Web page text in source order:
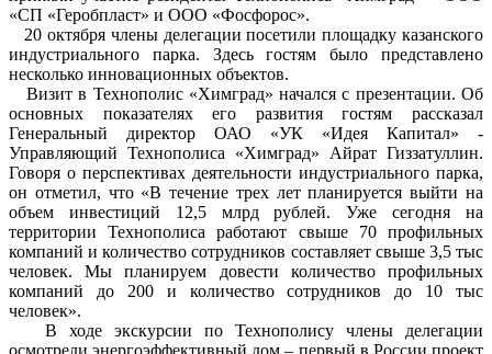
«СП «Геробпласт» и ООО «Фосфорос».
20 октября члены делегации посетили площадку казанского
индустриального парка. Здесь гостям было представлено
несколько инновационных объектов.
Визит в Технополис «Химград» начался с презентации. Об
основных показателях его развития гостям рассказал
Генеральный директор ОАО «УК «Идея Капитал» -
Управляющий Технополиса «Химград» Айрат Гиззатуллин.
Говоря о перспективах деятельности индустриального парка,
он отметил, что «В течение трех лет планируется выйти на
объем инвестиций 12,5 млрд рублей. Уже сегодня на
территории Технополиса работают свыше 70 профильных
компаний и количество сотрудников составляет свыше 3,5 тыс
человек. Мы планируем довести количество профильных
компаний до 200 и количество сотрудников до 10 тыс
человек».
В ходе экскурсии по Технополису члены делегации